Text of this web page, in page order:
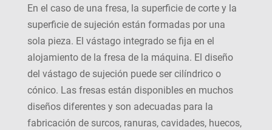
En el caso de una fresa, la superficie de corte y la
superficie de sujeción están formadas por una
sola pieza. El vástago integrado se fija en el
alojamiento de la fresa de la máquina. El diseño
del vástago de sujeción puede ser cilíndrico o
cónico. Las fresas están disponibles en muchos
diseños diferentes y son adecuadas para la
fabricación de surcos, ranuras, cavidades, huecos,